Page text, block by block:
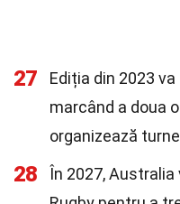
27
Ediția din 2023
marcând a doua
organizează
28
În 2027, Australia